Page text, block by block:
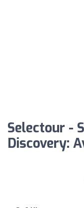
Selectour -
Discovery: